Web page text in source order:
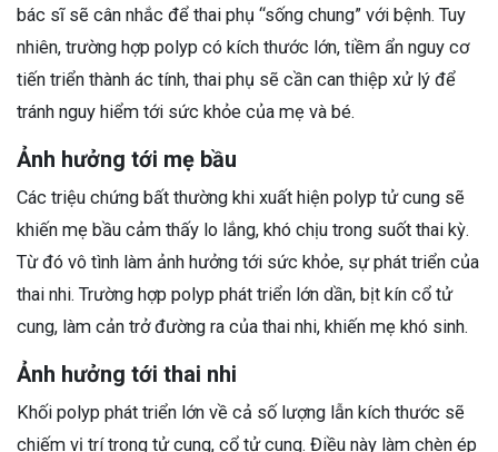
bác sĩ sẽ cân nhắc để thai phụ “sống chung” với bệnh. Tuy
nhiên, trường hợp polyp có kích thước lớn, tiềm ẩn nguy cơ
tiến triển thành ác tính, thai phụ sẽ cần can thiệp xử lý để
tránh nguy hiểm tới sức khỏe của mẹ và bé.
Ảnh hưởng tới mẹ bầu
Các triệu chứng bất thường khi xuất hiện polyp tử cung sẽ
khiến mẹ bầu cảm thấy lo lắng, khó chịu trong suốt thai kỳ.
Từ đó vô tình làm ảnh hưởng tới sức khỏe, sự phát triển của
thai nhi. Trường hợp polyp phát triển lớn dần, bịt kín cổ tử
cung, làm cản trở đường ra của thai nhi, khiến mẹ khó sinh.
Ảnh hưởng tới thai nhi
Khối polyp phát triển lớn về cả số lượng lẫn kích thước sẽ
chiếm vị trí trong tử cung, cổ tử cung. Điều này làm chèn ép